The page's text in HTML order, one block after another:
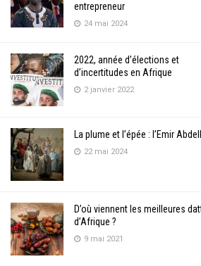
entrepreneur
24 mai 2024
2022, année d’élections et
d’incertitudes en Afrique
2 janvier 2022
La plume et l’épée : l’Emir
22 mai 2024
D’où viennent les meilleures
d’Afrique ?
9 mai 2021